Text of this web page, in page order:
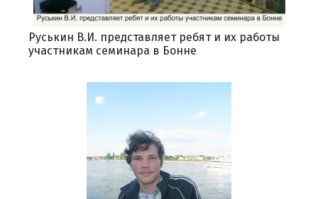
Руськин В.И. представляет ребят и их работы
участникам семинара в Бонне